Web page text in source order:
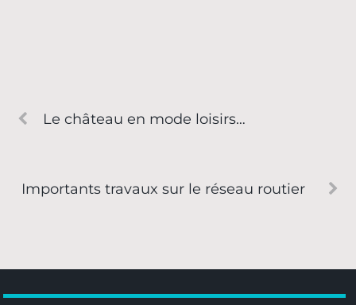
Le château en mode loisirs…
Importants travaux sur le réseau routier